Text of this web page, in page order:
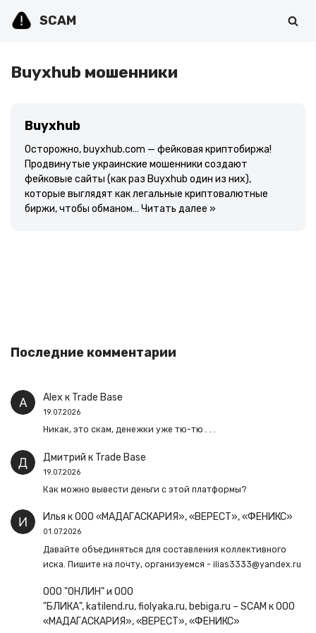
содержимому
SCAM
Buyxhub мошенники
Buyxhub
Осторожно, buyxhub.com — фейковая криптобиржа!
Продвинутые украинские мошенники создают
фейковые сайты (как раз Buyxhub один из них),
которые выглядят как легальные криптовалютные
биржи, чтобы обманом… Читать далее »
Последние комментарии
Alex к Trade Base
19.07.2026
Никак, это скам, денежки уже тю-тю . . .
Дмитрий к Trade Base
19.07.2026
Как можно вывести деньги с этой платформы?
Илья кООО «МАДАГАСКАРИЯ», «ВЕРЕСТ», «ФЕНИКС»
01.07.2026
Давайте объединяться для составления коллективного
иска. Пишите на почту, организуемся - ilias3333@yandex.ru
ООО "ОНЛИН" и ООО
"БЛИКА", katilend.ru, fiolyaka.ru, bebiga.ru – SCAM кООО
«МАДАГАСКАРИЯ», «ВЕРЕСТ», «ФЕНИКС»